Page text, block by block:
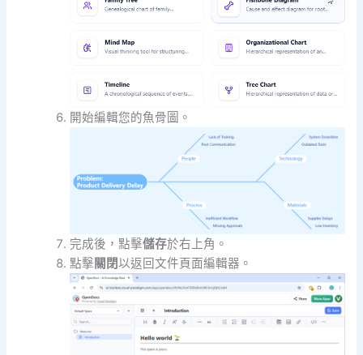
開始編輯您的魚骨圖。
完成後，點擊儲存於右上角。
點擊 關閉以返回文件頁面編輯器。